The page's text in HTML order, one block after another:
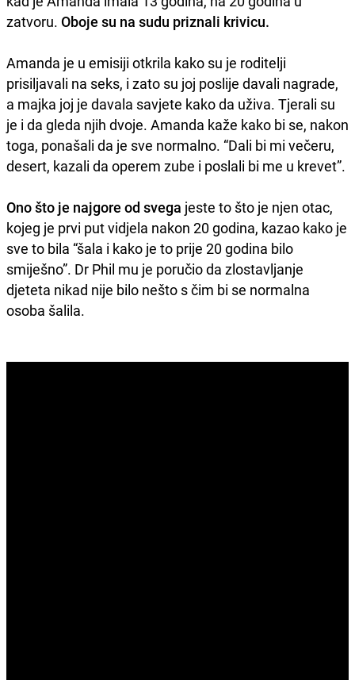
zatvoru. Oboje su na sudu priznali krivicu.
Amanda je u emisiji otkrila kako su je roditelji
prisiljavali na seks, i zato su joj poslije davali nagrade,
a majka joj je davala savjete kako da uživa. Tjerali su
je i da gleda njih dvoje. Amanda kaže kako bi se, nakon
toga, ponašali da je sve normalno. “Dali bi mi večeru,
desert, kazali da operem zube i poslali bi me u krevet”.
Ono što je najgore od svega jeste to što je njen otac,
kojeg je prvi put vidjela nakon 20 godina, kazao kako je
sve to bila “šala i kako je to prije 20 godina bilo
smiješno”. Dr Phil mu je poručio da zlostavljanje
djeteta nikad nije bilo nešto s čim bi se normalna
osoba šalila.